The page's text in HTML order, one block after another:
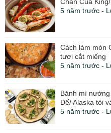
Chân Cua
5 năm trước -
Cách làm món
tươi cắt miếng
5 năm trước -
Bánh mì
Đế/ Alaska tỏi
5 năm trước -